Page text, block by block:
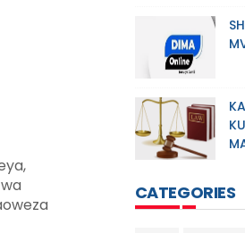
CATEGORIES